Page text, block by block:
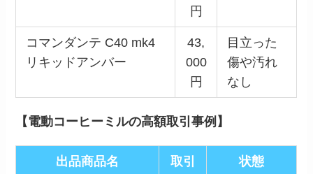
円
コマンダンテ C40 mk4
リキッドアンバー
43,
000
円
目立った
傷や汚れ
なし
【電動コーヒーミルの高額取引事例】
出品商品名
取引
状態